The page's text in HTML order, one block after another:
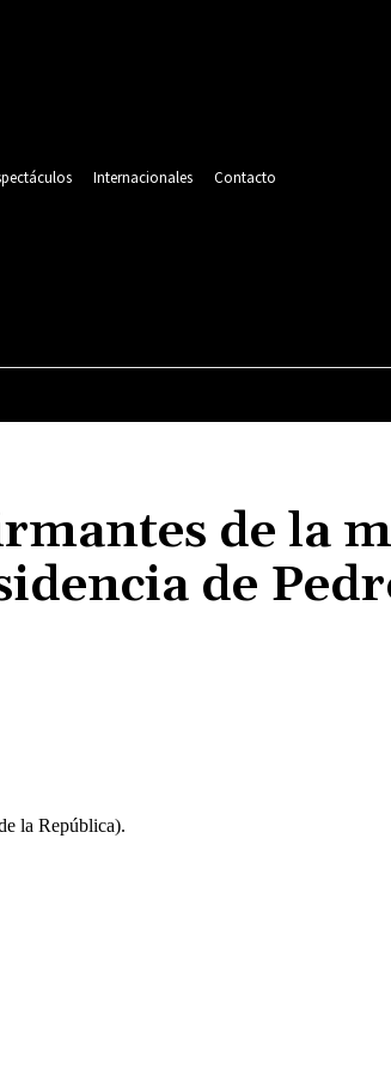
Internacionales Contacto
de la
de